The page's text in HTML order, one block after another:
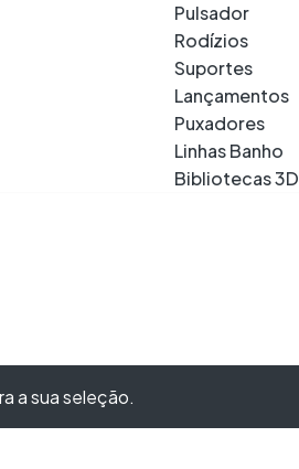
Pulsador
Rodízios
Suportes
Lançamentos
Puxadores
Linhas Banho
Bibliotecas 3D
a sua seleção.